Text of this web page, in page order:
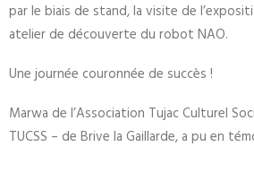
par le biais de stand, la visite de
atelier de découverte du robot NAO.
Une journée couronnée de succès !
Marwa de l’Association Tujac Culturel
TUCSS – de Brive la Gaillarde, a pu en